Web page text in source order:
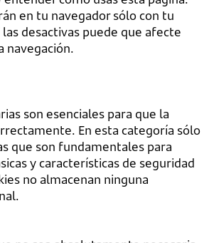
en tu navegador sólo con tu
desactivas puede que afecte
navegación.
son esenciales para que la
En esta categoría sólo
que son fundamentales para
y características de seguridad
no almacenan ninguna